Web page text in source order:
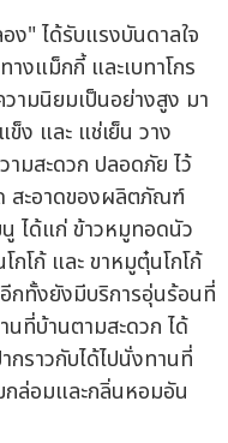
" ได้รับแรงบันดาลใจ
งแม็กกี้ และเบทาโกร
ามนิยมเป็นอย่างสูง มา
ง และ แช่เย็น วาง
ามสะดวก ปลอดภัย ไว้
สะอาดของผลิตภัณฑ์
ได้แก่ ข้าวหมูทอดนัว
กโก้ และ ขาหมูตุ๋นโกโก้
กทั้งยังมีบริการอุ่นร้อนที่
นที่บ้านตามสะดวก ได้
ราวกับได้ไปนั่งทานที่
ล่อมและกลิ่นหอมอัน